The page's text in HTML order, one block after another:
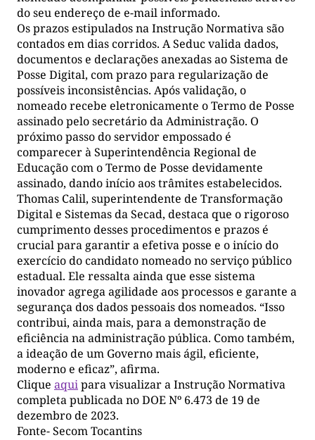
do seu endereço de e-mail informado.
Os prazos estipulados na Instrução Normativa são
contados em dias corridos. A Seduc valida dados,
documentos e declarações anexadas ao Sistema de
Posse Digital, com prazo para regularização de
possíveis inconsistências. Após validação, o
nomeado recebe eletronicamente o Termo de Posse
assinado pelo secretário da Administração. O
próximo passo do servidor empossado é
comparecer à Superintendência Regional de
Educação com o Termo de Posse devidamente
assinado, dando início aos trâmites estabelecidos.
Thomas Calil, superintendente de Transformação
Digital e Sistemas da Secad, destaca que o rigoroso
cumprimento desses procedimentos e prazos é
crucial para garantir a efetiva posse e o início do
exercício do candidato nomeado no serviço público
estadual. Ele ressalta ainda que esse sistema
inovador agrega agilidade aos processos e garante a
segurança dos dados pessoais dos nomeados. “Isso
contribui, ainda mais, para a demonstração de
eficiência na administração pública. Como também,
a ideação de um Governo mais ágil, eficiente,
moderno e eficaz”, afirma.
Clique aquipara visualizar a Instrução Normativa
completa publicada no DOE Nº 6.473 de 19 de
dezembro de 2023.
Fonte- Secom Tocantins